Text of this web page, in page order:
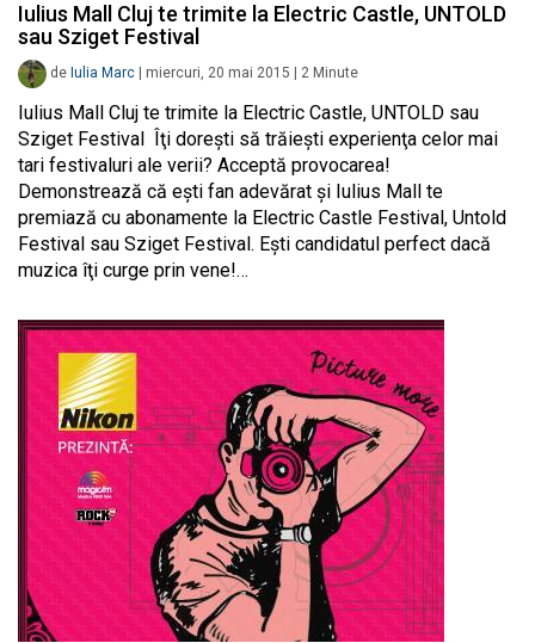
Iulius Mall Cluj te trimite la Electric Castle, UNTOLD
sau Sziget Festival
de Iulia Marc miercuri, 20 mai 2015 2 Minute
Iulius Mall Cluj te trimite la Electric Castle, UNTOLD sau
Sziget Festival Îţi doreşti să trăieşti experienţa celor mai
tari festivaluri ale verii? Acceptă provocarea!
Demonstrează că eşti fan adevărat şi Iulius Mall te
premiază cu abonamente la Electric Castle Festival, Untold
Festival sau Sziget Festival. Eşti candidatul perfect dacă
muzica îţi curge prin vene!…